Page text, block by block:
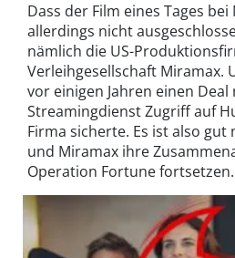
Dass der Film eines Tages
allerdings nicht
nämlich die US-
Verleihgesellschaft Miramax.
vor einigen Jahren einen
Streamingdienst Zugriff auf
Firma sicherte. Es ist also gut
und Miramax ihre
Operation Fortune fortsetzen.